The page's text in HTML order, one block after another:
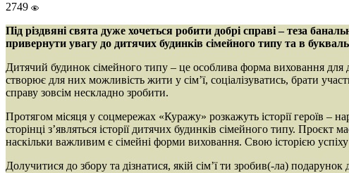
2749
Під різдвяні свята дуже хочеться робити добрі справі – теза
привернути увагу до дитячих будинків сімейного типу та в
Дитячий будинок сімейного типу – це особлива форма виховання для
створює для них можливість жити у сім’ї, соціалізуватись, брати
справу зовсім нескладно зробити.
Протягом місяця у соцмережах «Куражу» розкажуть історії героїв –
сторінці з’являться історії дитячих будинків сімейного типу.
наскільки важливим є сімейні форми виховання. Свою історією
Долучитися до збору та дізнатися, якій сім’ї ти зробив(-ла)